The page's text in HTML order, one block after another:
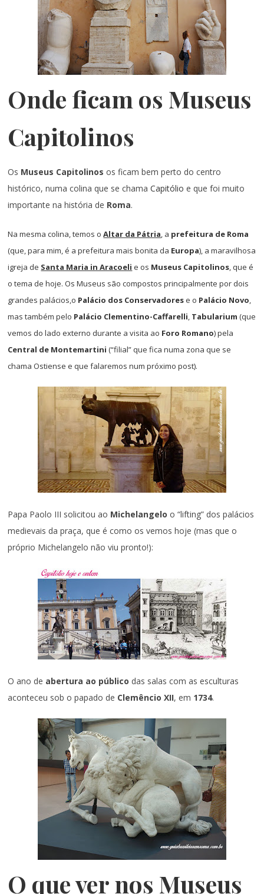
Onde ficam os Museus
Capitolinos
Os Museus Capitolinos os ficam bem perto do centro
histórico, numa colina que se chamaCapitólio e que foi muito
importante na história de Roma.
Na mesma colina, temos oAltar da Pátria, a prefeitura de Roma
(que, para mim, é a prefeitura mais bonita da Europa), a maravilhosa
igreja de Santa Maria in Aracoeli e os Museus Capitolinos, que é
o tema de hoje. Os Museus são compostos principalmente por dois
grandes palácios,o Palácio dos Conservadorese o Palácio Novo,
mas também pelo Palácio Clementino-Caffarelli, Tabularium(que
vemos do lado externo durante a visita ao Foro Romano) pela
Central de Montemartini (“filial” que fica numa zona que se
chama Ostiense e que falaremos num próximo post).
Papa Paolo III solicitou ao Michelangelo o “lifting” dos palácios
medievais da praça, que é como os vemos hoje (mas que o
próprio Michelangelo não viu pronto!):
O ano de abertura ao público das salas com as esculturas
aconteceu sob o papado de Clemêncio XII, em 1734.
O que ver nos Museus